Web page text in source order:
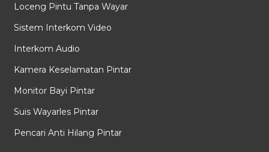
Loceng Pintu Tanpa Wayar
Sistem Interkom Video
Interkom Audio
Kamera Keselamatan Pintar
Monitor Bayi Pintar
Suis Wayarles Pintar
Pencari Anti Hilang Pintar